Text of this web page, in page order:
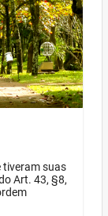
tiveram suas
Art. 43, §8,